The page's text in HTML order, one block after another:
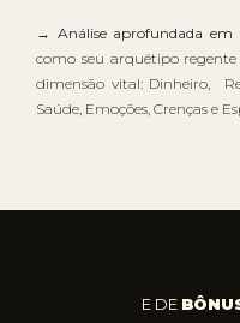
→ Análise aprofundada em
como seu arquétipo
dimensão vital: Dinheiro,
Saúde, Emoções, Crenças e
E DE